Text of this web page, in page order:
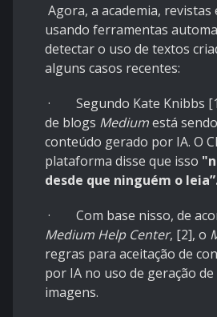
Agora, a academia,
usando ferramentas
detectar o uso de textos
alguns casos recentes:
· Segundo Kate Knibbs
de blogs Mediumestá
conteúdo gerado por IA. O
plataforma disse que isso
desde que ninguém o
· Com base nisso, de
Medium Help Center, [2], o
regras para aceitação de
por IA no uso de geração
imagens.